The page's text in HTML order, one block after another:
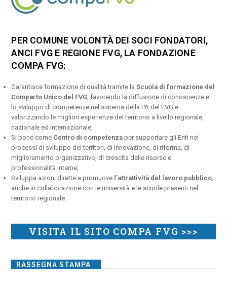
PER COMUNE VOLONTÀ DEI SOCI FONDATORI,
ANCI FVG E REGIONE FVG, LA FONDAZIONE
COMPA FVG:
Garantisce formazione di qualità tramite laScuola di formazione del
Comparto Unico del FVG , favorendo la diffusione di conoscenze e
lo sviluppo di competenze nel sistema della PA del FVG e
valorizzando le migliori esperienze del territorio a livello regionale,
nazionale ed internazionale;
Si pone come Centro di competenza per supportare gli Enti nei
processi di sviluppo dei territori, di innovazione, di riforma, di
miglioramento organizzativo, di crescita delle risorse e
professionalità interne;
Sviluppa azioni dirette a promuove l’attrattività del lavoro pubblico
anche in collaborazione con le università e le scuole presenti nel
territorio regionale.
VISITA IL SITO COMPA FVG >>>
RASSEGNA STAMPA